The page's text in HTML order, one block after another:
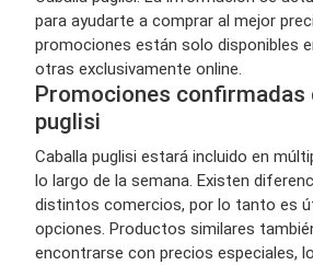
para ayudarte a comprar al mejor
promociones están solo disponibles
otras exclusivamente online.
Promociones confirmadas
puglisi
Caballa puglisi estará incluido en
lo largo de la semana. Existen
distintos comercios, por lo tanto es
opciones. Productos similares
encontrarse con precios especiales,